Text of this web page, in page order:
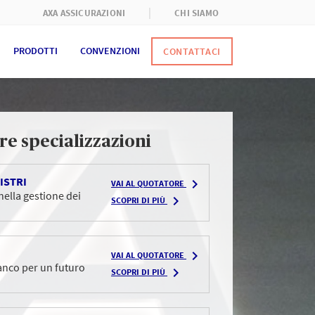
AXA ASSICURAZIONI CHI SIAMO
PRODOTTI CONVENZIONI CONTATTACI
specializzazioni
gestione dei
VAI AL QUOTATORE navigate_next
SCOPRI DI PIÙ navigate_next
per un futuro
VAI AL QUOTATORE navigate_next
SCOPRI DI PIÙ navigate_next